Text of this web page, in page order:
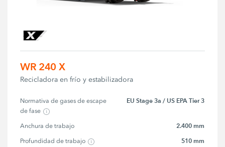
WR 240 X
Recicladora en frío y estabilizadora
Normativa de gases de escape
de fase
EU Stage 3a / US EPA Tier 3
Anchura de trabajo 2.400 mm
Profundidad de trabajo 510 mm